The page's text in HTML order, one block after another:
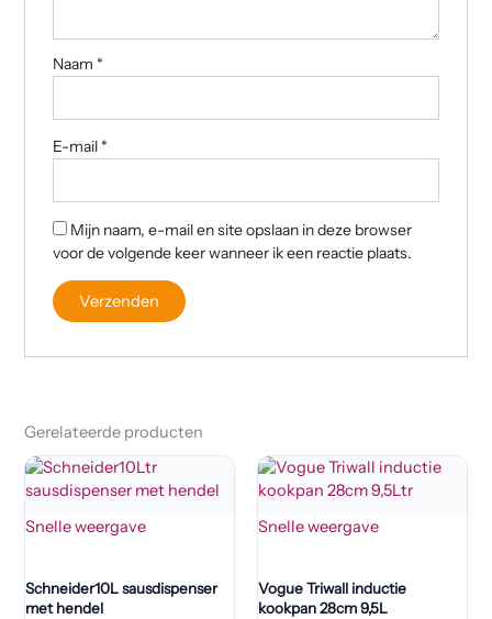
Naam *
E-mail *
Mijn naam, e-mail en site opslaan in deze browser
voor de volgende keer wanneer ik een reactie plaats.
Gerelateerde producten
Snelle weergave
Schneider10L sausdispenser
met hendel
Snelle weergave
Vogue Triwall inductie
kookpan 28cm 9,5L